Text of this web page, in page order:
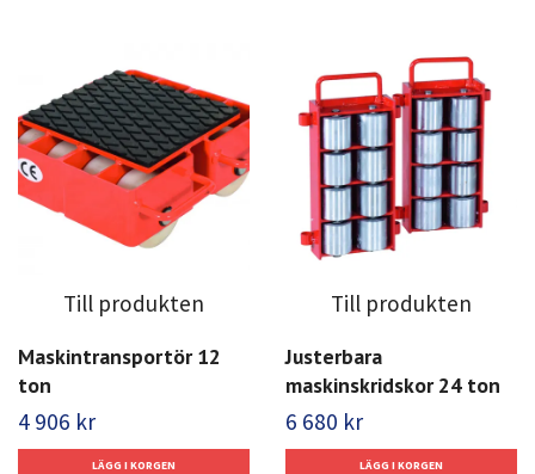
Till produkten
Maskintransportör 12
ton
4 906 kr
Till produkten
Justerbara
maskinskridskor 24 ton
6 680 kr